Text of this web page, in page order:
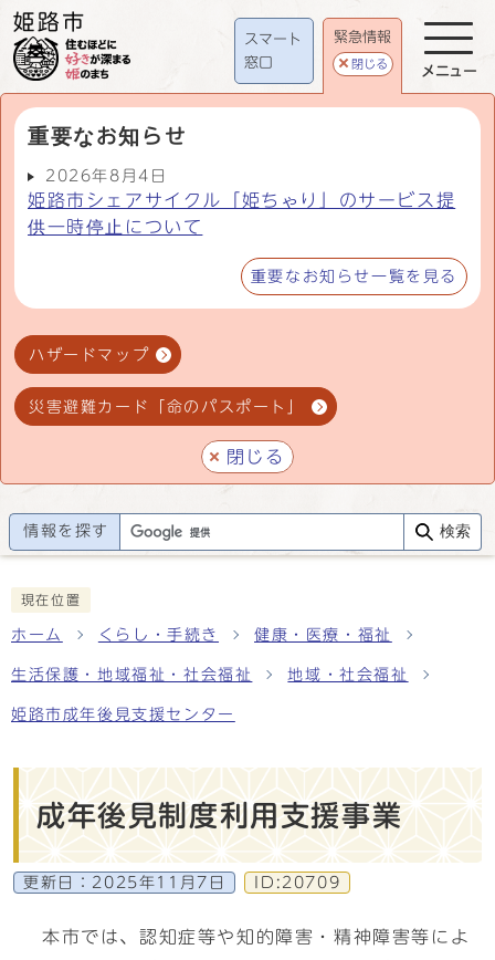
スマート
窓口
緊急情報
閉じる
重要なお知らせ
2026年8月4日
姫路市シェアサイクル「姫ちゃり」のサービス提
供一時停止について
重要なお知らせ一覧を見る
ハザードマップ
災害避難カード「命のパスポート」
閉じる
メニュー
情報を探す 検索
現在位置
ホーム くらし・手続き 健康・医療・福祉
生活保護・地域福祉・社会福祉 地域・社会福祉
姫路市成年後見支援センター
成年後見制度利用支援事業
更新日： 2025年11月7日 ID:20709
本市では、認知症等や知的障害・精神障害等によ